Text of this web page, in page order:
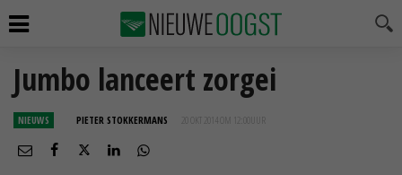
Jumbo lanceert zorgei
NIEUWS PIETER STOKKERMANS 20 OKT 2014 OM 12:00